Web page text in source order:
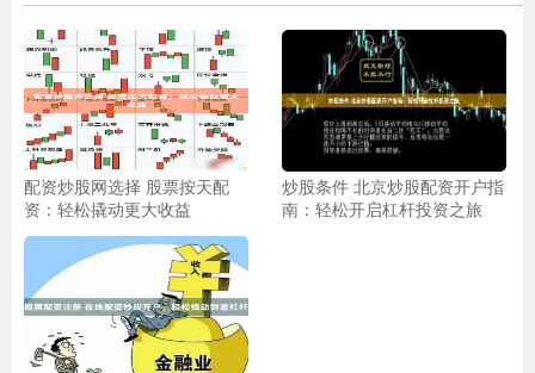
配资炒股网选择 股票按天配
资：轻松撬动更大收益
炒股条件 北京炒股配资开户指
南：轻松开启杠杆投资之旅